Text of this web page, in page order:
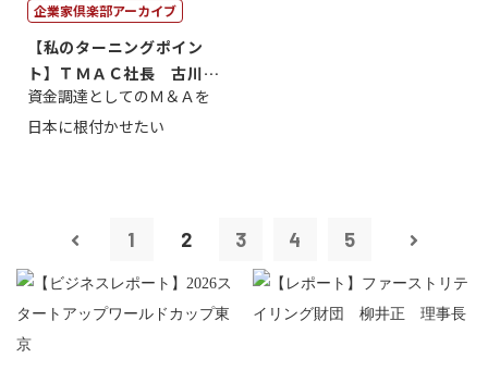
企業家倶楽部アーカイブ
【私のターニングポイン
ト】ＴＭＡＣ社長 古川英
一
資金調達としてのＭ＆Ａを
日本に根付かせたい
1 2 3 4 5